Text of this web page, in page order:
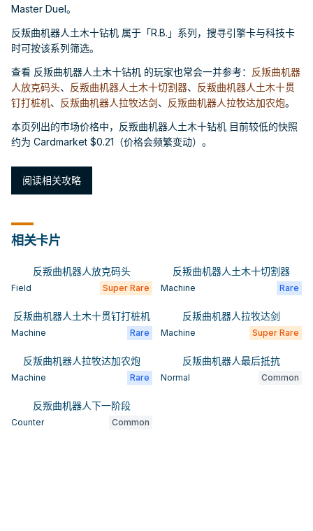
Master Duel。
反叛曲机器人土木十钻机 属于「R.B.」系列，搜寻引擎卡与科技卡
时可按该系列筛选。
查看 反叛曲机器人土木十钻机 的玩家也常会一并参考： 反叛曲机器
人放克码头、 反叛曲机器人土木十切割器、 反叛曲机器人土木十贯
钉打桩机、 反叛曲机器人拉牧达剑、 反叛曲机器人拉牧达加农炮。
本页列出的市场价格中，反叛曲机器人土木十钻机 目前较低的快照
约为 Cardmarket $0.21（价格会频繁变动）。
阅读相关攻略
相关卡片
反叛曲机器人放克码头
Field Super Rare
反叛曲机器人土木十切割器
Machine Rare
反叛曲机器人土木十贯钉打桩机
Machine Rare
反叛曲机器人拉牧达剑
Machine Super Rare
反叛曲机器人拉牧达加农炮
Machine Rare
反叛曲机器人最后抵抗
Normal Common
反叛曲机器人下一阶段
Counter Common